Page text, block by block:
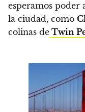
esperamos poder
la ciudad, como
colinas de Twin